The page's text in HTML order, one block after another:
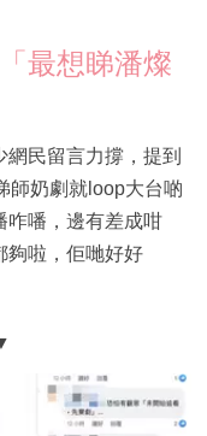
最想睇潘燦
民留言力撐，提到
師奶劇就loop大台啲
咋噃，邊有差成咁
夠啦，佢哋好好